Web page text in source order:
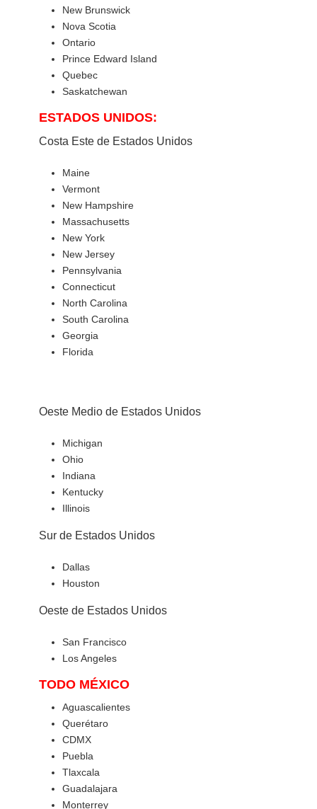
New Brunswick
Nova Scotia
Ontario
Prince Edward Island
Quebec
Saskatchewan
ESTADOS UNIDOS:
Costa Este de Estados Unidos
Maine
Vermont
New Hampshire
Massachusetts
New York
New Jersey
Pennsylvania
Connecticut
North Carolina
South Carolina
Georgia
Florida
Oeste Medio de Estados Unidos
Michigan
Ohio
Indiana
Kentucky
Illinois
Sur de Estados Unidos
Dallas
Houston
Oeste de Estados Unidos
San Francisco
Los Angeles
TODO MÉXICO
Aguascalientes
Querétaro
CDMX
Puebla
Tlaxcala
Guadalajara
Monterrey